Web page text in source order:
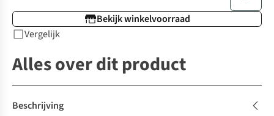
Bekijk winkelvoorraad
Vergelijk
Alles over dit product
Beschrijving